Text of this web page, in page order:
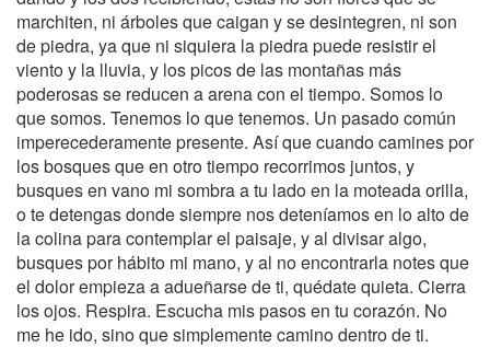
marchiten, ni árboles que caigan y se desintegren, ni son
de piedra, ya que ni siquiera la piedra puede resistir el
viento y la lluvia, y los picos de las montañas más
poderosas se reducen a arena con el tiempo. Somos lo
que somos. Tenemos lo que tenemos. Un pasado común
imperecederamente presente. Así que cuando camines por
los bosques que en otro tiempo recorrimos juntos, y
busques en vano mi sombra a tu lado en la moteada orilla,
o te detengas donde siempre nos deteníamos en lo alto de
la colina para contemplar el paisaje, y al divisar algo,
busques por hábito mi mano, y al no encontrarla notes que
el dolor empieza a adueñarse de ti, quédate quieta. Cierra
los ojos. Respira. Escucha mis pasos en tu corazón. No
me he ido, sino que simplemente camino dentro de ti.